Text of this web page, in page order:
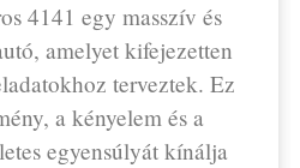
4141 egy masszív és
amelyet kifejezetten
terveztek. Ez
a kényelem és a
egyensúlyát kínálja